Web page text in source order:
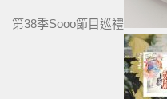
第38季Sooo節目巡禮